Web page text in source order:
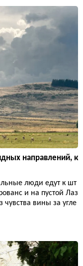
направлений, к
люди едут к шт
и на пустой Лаз
вины за угле